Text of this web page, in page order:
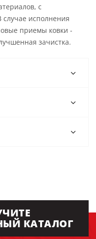
с
исполнения
приемы ковки -
зачистка.
КАТАЛОГ